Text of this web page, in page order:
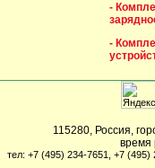
-
-
115280, Россия,
время
тел: +7 (495) 234-7651, +7